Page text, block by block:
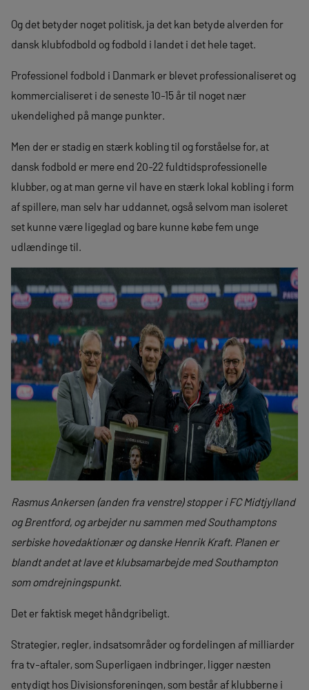
Og det betyder noget politisk, ja det kan betyde alverden for
dansk klubfodbold og fodbold i landet i det hele taget.
Professionel fodbold i Danmark er blevet professionaliseret og
kommercialiseret i de seneste 10-15 år til noget nær
ukendelighed på mange punkter.
Men der er stadig en stærk kobling til og forståelse for, at
dansk fodbold er mere end 20-22 fuldtidsprofessionelle
klubber, og at man gerne vil have en stærk lokal kobling i form
af spillere, man selv har uddannet, også selvom man isoleret
set kunne være ligeglad og bare kunne købe fem unge
udlændinge til.
Rasmus Ankersen (anden fra venstre) stopper i FC Midtjylland
og Brentford, og arbejder nu sammen med Southamptons
serbiske hovedaktionær og danske Henrik Kraft. Planen er
blandt andet at lave et klubsamarbejde med Southampton
som omdrejningspunkt.
Det er faktisk meget håndgribeligt.
Strategier, regler, indsatsområder og fordelingen af milliarder
fra tv-aftaler, som Superligaen indbringer, ligger næsten
entydigt hos Divisionsforeningen, som består af klubberne i